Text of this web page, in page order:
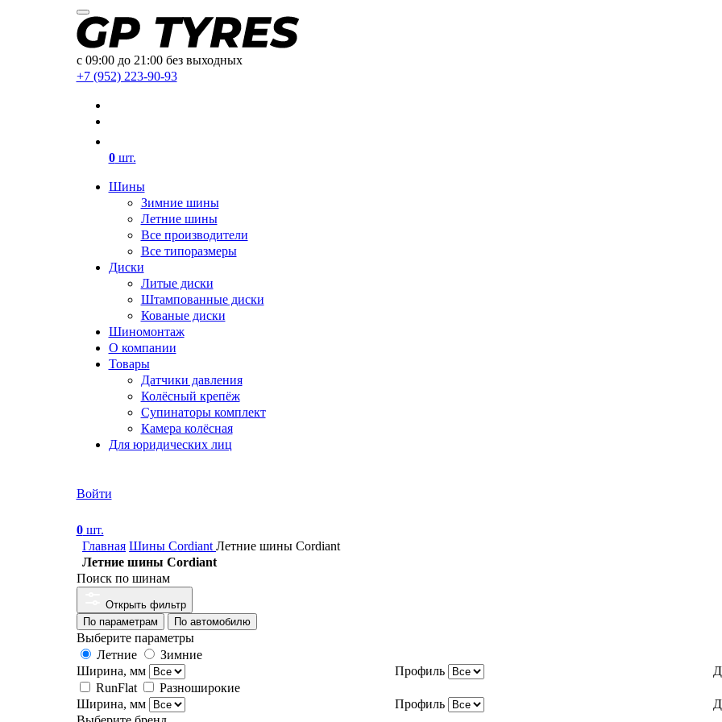
с 09:00 до 21:00 без выходных
+7 (952) 223-90-93
0шт.
Шины
Зимние шины
Летние шины
Все производители
Все типоразмеры
Диски
Литые диски
Штампованные диски
Кованые диски
Шиномонтаж
О компании
Товары
Датчики давления
Колёсный крепёж
Супинаторы комплект
Камера колёсная
Для юридических лиц
Войти
0шт.
Главная Шины Cordiant Летние шины Cordiant
Летние шины Cordiant
Поиск по шинам
Открыть фильтр
По параметрам
По автомобилю
Выберите параметры
Летние
Зимние
Ширина, мм
Профиль
RunFlat
Разноширокие
Ширина, мм
Профиль